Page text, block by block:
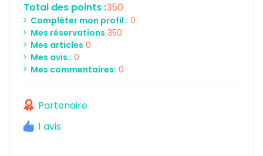
Total des points :350
Compléter mon profil : 0
Mes réservations 350
Mes articles 0
Mes avis : 0
Mes commentaires: 0
Partenaire
1 avis